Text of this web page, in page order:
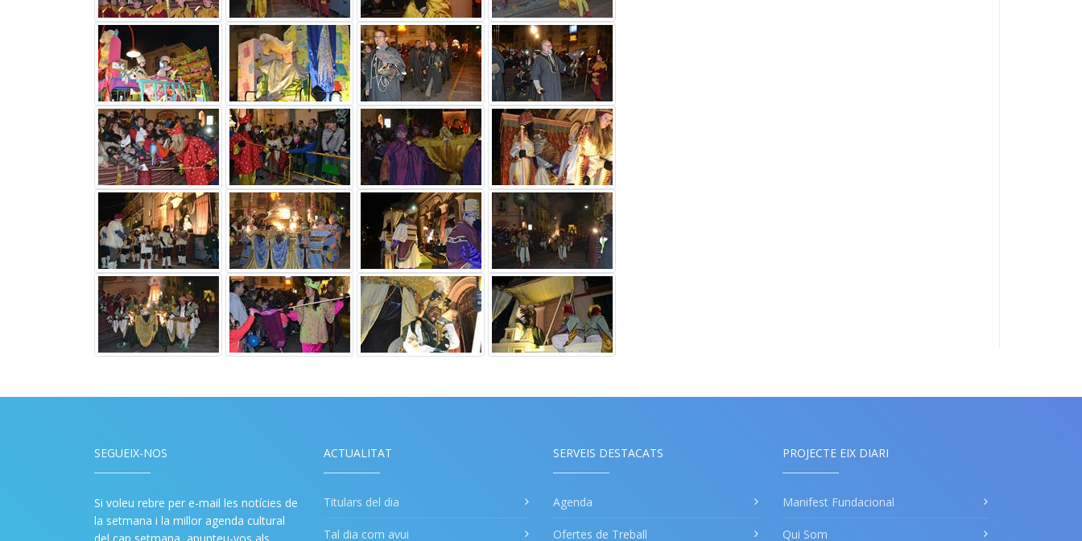
SEGUEIX-NOS
Si voleu rebre per e-mail les notícies de
la setmana i la millor agenda cultural
ACTUALITAT
Titulars del dia
Tal dia com avui
SERVEIS DESTACATS
Agenda
Ofertes de Treball
PROJECTE EIX DIARI
Manifest Fundacional
Qui Som